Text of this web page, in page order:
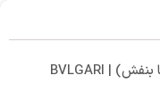
عطر بولگاری اومنیا آمتیس (بلگاری امنیا بنفش) | BVLGARI